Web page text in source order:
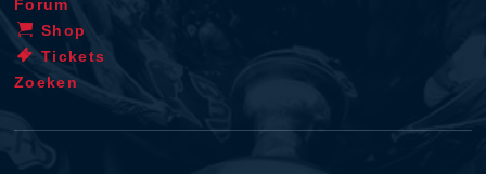
Forum
Shop
Tickets
Zoeken